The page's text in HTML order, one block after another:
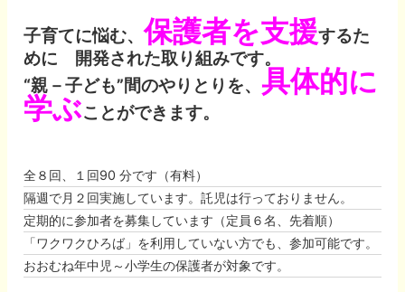
子育てに悩む、保護者を支援するた
めに 開発された取り組みです。
“親－子ども”間のやりとりを、 具体的に
学ぶことができます。
全８回、１回90 分です（有料）
隔週で月２回実施しています。託児は行っておりません。
定期的に参加者を募集しています（定員６名、先着順）
「ワクワクひろば」を利用していない方でも、参加可能です。
おおむね年中児～小学生の保護者が対象です。